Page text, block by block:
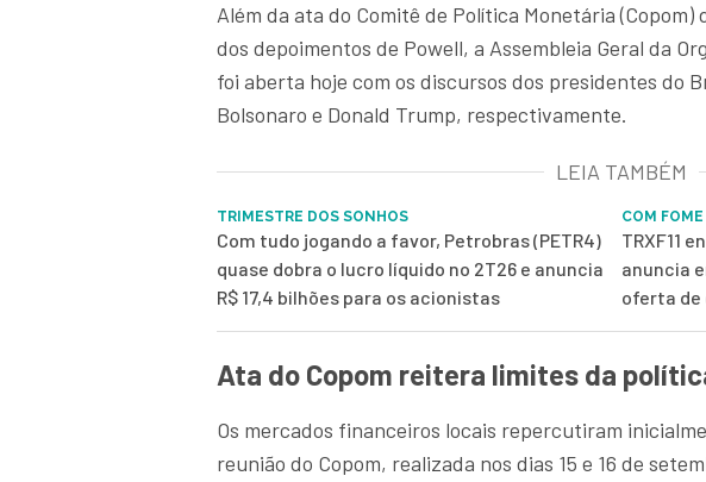
Além da ata do Comitê de Política Monetária (Copom)
dos depoimentos de Powell, a Assembleia Geral da
foi aberta hoje com os discursos dos presidentes do
Bolsonaro e Donald Trump, respectivamente.
LEIA TAMBÉM
TRIMESTRE DOS SONHOS
Com tudo jogando a favor, Petrobras (PETR4)
quase dobra o lucro líquido no 2T26 e anuncia
R$ 17,4 bilhões para os acionistas
COM
TRXF11
anuncia
oferta de
Ata do Copom reitera limites da
Os mercados financeiros locais repercutiram
reunião do Copom, realizada nos dias 15 e 16 de